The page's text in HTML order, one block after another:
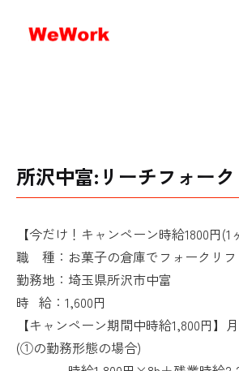
所沢中富:リーチフォー
【今だけ！キャンペーン時給1800円(1
職 種：お菓子の倉庫でフォークリフ
勤務地：埼玉県所沢市中富
時 給： 1,600円
【キャンペーン期間中時給1,800円】
(①の勤務形態の場合)